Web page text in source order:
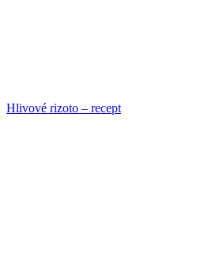
Hlivové rizoto – recept